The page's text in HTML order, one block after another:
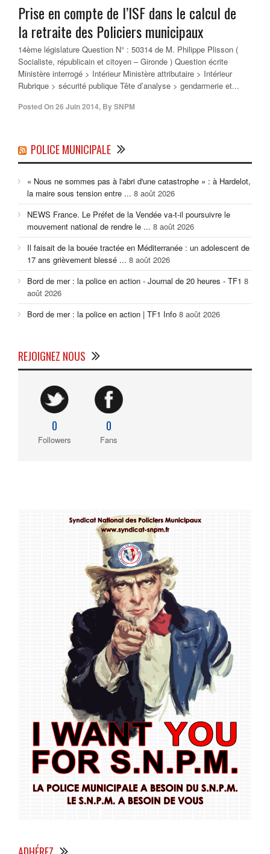
Prise en compte de l’ISF dans le calcul de
la retraite des Policiers municipaux
14ème législature Question N° : 50314 de M. Philippe Plisson (
Socialiste, républicain et citoyen – Gironde ) Question écrite
Ministère interrogé > Intérieur Ministère attributaire > Intérieur
Rubrique > sécurité publique Tête d’analyse > gendarmerie et...
Posted On26 Juin 2014, BySNPM
POLICE MUNICIPALE
« Nous ne sommes pas à l'abri d'une catastrophe » : à Hardelot,
la maire sous tension entre ... 8 août 2026
NEWS France. Le Préfet de la Vendée va-t-il poursuivre le
mouvement national de rendre le ... 8 août 2026
Il faisait de la bouée tractée en Méditerranée : un adolescent de
17 ans grièvement blessé ... 8 août 2026
Bord de mer : la police en action - Journal de 20 heures - TF1 8
août 2026
Bord de mer : la police en action | TF1 Info 8 août 2026
REJOIGNEZ NOUS
0
Followers
0
Fans